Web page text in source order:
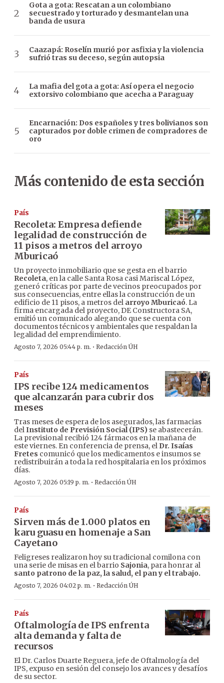
Gota a gota: Rescatan a un colombiano
secuestrado y torturado y desmantelan una
banda de usura
Caazapá: Roselín murió por asfixia y la violencia
sufrió tras su deceso, según autopsia
La mafia del gota a gota: Así opera el negocio
extorsivo colombiano que acecha a Paraguay
Encarnación: Dos españoles y tres bolivianos son
capturados por doble crimen de compradores de
oro
Más contenido de esta sección
País
Recoleta: Empresa defiende
legalidad de construcción de
11 pisos a metros del arroyo
Mburicaó
Un proyecto inmobiliario que se gesta en el barrio
Recoleta, en la calle Santa Rosa casi Mariscal López,
generó críticas por parte de vecinos preocupados por
sus consecuencias, entre ellas la construcción de un
edificio de 11 pisos, a metros del arroyo Mburicaó. La
firma encargada del proyecto, DE Constructora SA,
emitió un comunicado alegando que se cuenta con
documentos técnicos y ambientales que respaldan la
legalidad del emprendimiento.
Agosto 7, 2026 05:44 p. m. · Redacción ÚH
País
IPS recibe 124 medicamentos
que alcanzarán para cubrir dos
meses
Tras meses de espera de los asegurados, las farmacias
delInstituto de Previsión Social (IPS) se abastecerán.
La previsional recibió 124 fármacos en la mañana de
este viernes. En conferencia de prensa, el Dr. Isaías
Fretes comunicó que los medicamentos e insumos se
redistribuirán a toda la red hospitalaria en los próximos
días.
Agosto 7, 2026 05:19 p. m. · Redacción ÚH
País
Sirven más de 1.000 platos en
karu guasu en homenaje a San
Cayetano
Feligreses realizaron hoy su tradicional comilona con
una serie de misas en el barrio Sajonia, para honrar al
santo patrono de la paz, la salud, el pan y el trabajo.
Agosto 7, 2026 04:02 p. m. · Redacción ÚH
País
Oftalmología de IPS enfrenta
alta demanda y falta de
recursos
El Dr. Carlos Duarte Reguera, jefe de Oftalmología del
IPS, expuso en sesión del consejo los avances y desafíos
de su sector.